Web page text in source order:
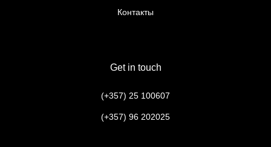
Get in touch
Контакты
(+357) 25 100607
(+357) 96 202025